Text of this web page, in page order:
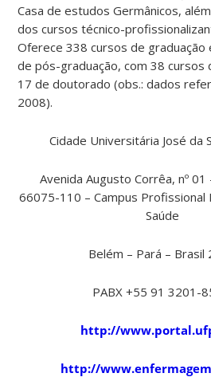
Casa de estudos Germânicos,
dos cursos técnico-
Oferece 338 cursos de graduação
de pós-graduação, com 38 cursos
17 de doutorado (obs.: dados
2008).
Cidade Universitária José da
Avenida Augusto Corrêa, nº 01
66075-110 – Campus Profissional
Saúde
Belém – Pará – Brasil
PABX +55 91 3201-
http://
http://